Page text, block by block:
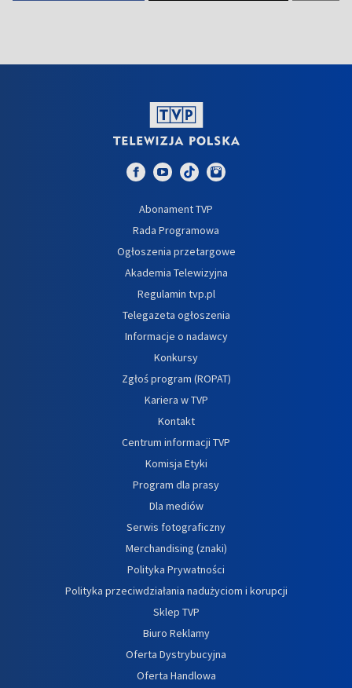
Abonament TVP
Rada Programowa
Ogłoszenia przetargowe
Akademia Telewizyjna
Regulamin tvp.pl
Telegazeta ogłoszenia
Informacje o nadawcy
Konkursy
Zgłoś program (ROPAT)
Kariera w TVP
Kontakt
Centrum informacji TVP
Komisja Etyki
Program dla prasy
Dla mediów
Serwis fotograficzny
Merchandising (znaki)
Polityka Prywatności
Polityka przeciwdziałania nadużyciom i korupcji
Sklep TVP
Biuro Reklamy
Oferta Dystrybucyjna
Oferta Handlowa